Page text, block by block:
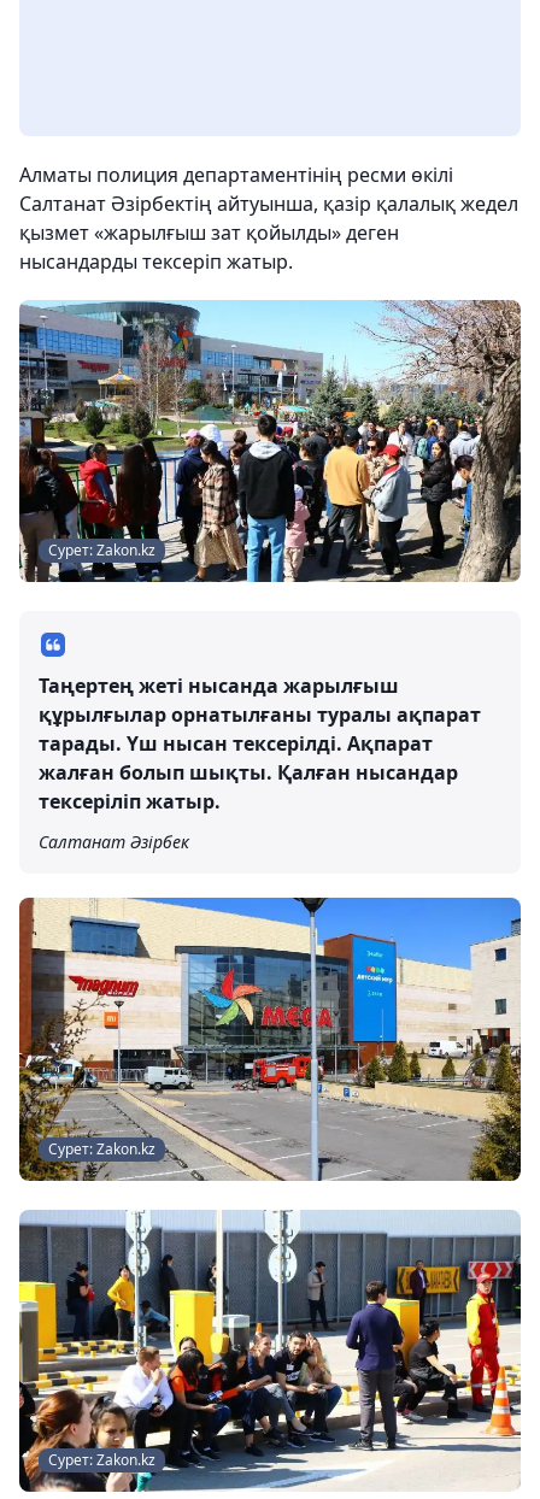
Алматы полиция департаментінің ресми өкілі
Салтанат Әзірбектің айтуынша, қазір қалалық жедел
қызмет «жарылғыш зат қойылды» деген
нысандарды тексеріп жатыр.
Сурет: Zakon.kz
Таңертең жеті нысанда жарылғыш
құрылғылар орнатылғаны туралы ақпарат
тарады. Үш нысан тексерілді. Ақпарат
жалған болып шықты. Қалған нысандар
тексеріліп жатыр.
Салтанат Әзірбек
Сурет: Zakon.kz
Сурет: Zakon.kz